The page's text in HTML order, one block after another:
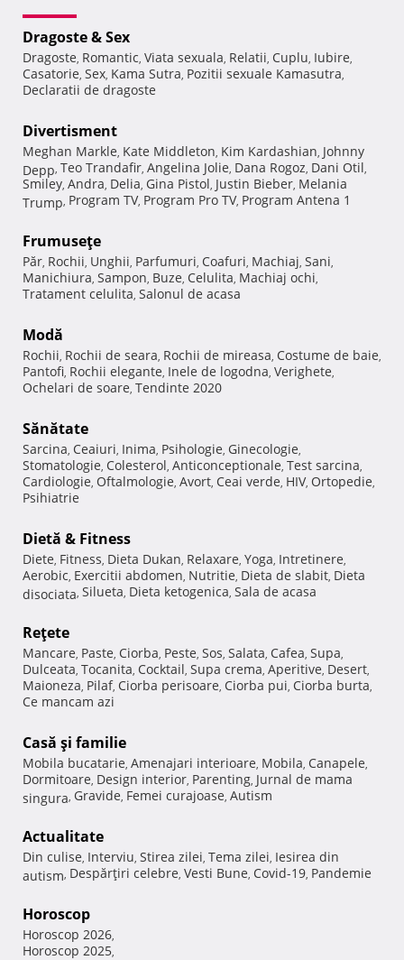
Dragoste & Sex
Dragoste, Romantic, Viata sexuala, Relatii, Cuplu, Iubire,
Casatorie, Sex, Kama Sutra, Pozitii sexuale Kamasutra,
Declaratii de dragoste
Divertisment
Meghan Markle, Kate Middleton, Kim Kardashian, Johnny
Depp, Teo Trandafir, Angelina Jolie, Dana Rogoz, Dani Otil,
Smiley, Andra, Delia, Gina Pistol, Justin Bieber, Melania
Trump, Program TV, Program Pro TV, Program Antena 1
Frumuseţe
Păr, Rochii, Unghii, Parfumuri, Coafuri, Machiaj, Sani,
Manichiura, Sampon, Buze, Celulita, Machiaj ochi,
Tratament celulita, Salonul de acasa
Modă
Rochii, Rochii de seara, Rochii de mireasa, Costume de baie,
Pantofi, Rochii elegante, Inele de logodna, Verighete,
Ochelari de soare, Tendinte 2020
Sănătate
Sarcina, Ceaiuri, Inima, Psihologie, Ginecologie,
Stomatologie, Colesterol, Anticonceptionale, Test sarcina,
Cardiologie, Oftalmologie, Avort, Ceai verde, HIV, Ortopedie,
Psihiatrie
Dietă & Fitness
Diete, Fitness, Dieta Dukan, Relaxare, Yoga, Intretinere,
Aerobic, Exercitii abdomen, Nutritie, Dieta de slabit, Dieta
disociata, Silueta, Dieta ketogenica, Sala de acasa
Reţete
Mancare, Paste, Ciorba, Peste, Sos, Salata, Cafea, Supa,
Dulceata, Tocanita, Cocktail, Supa crema, Aperitive, Desert,
Maioneza, Pilaf, Ciorba perisoare, Ciorba pui, Ciorba burta,
Ce mancam azi
Casă şi familie
Mobila bucatarie, Amenajari interioare, Mobila, Canapele,
Dormitoare, Design interior, Parenting, Jurnal de mama
singura, Gravide, Femei curajoase, Autism
Actualitate
Din culise, Interviu, Stirea zilei, Tema zilei, Iesirea din
autism, Despărţiri celebre, Vesti Bune, Covid-19, Pandemie
Horoscop
Horoscop 2026,
Horoscop 2025,